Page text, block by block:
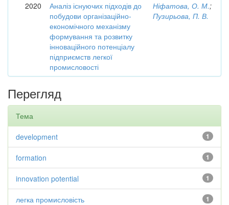
2020
Аналіз існуючих підходів до
побудови організаційно-
економічного механізму
формування та розвитку
інноваційного потенціалу
підприємств легкої
промисловості
Ніфатова, О. М.;
Пузирьова, П. В.
Перегляд
Тема
1
development
1
formation
1
innovation potential
1
легка промисловість